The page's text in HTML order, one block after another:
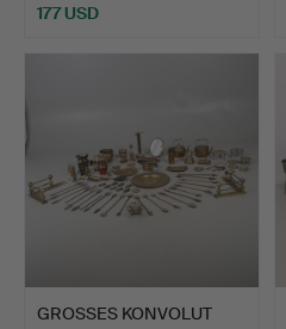
177 USD
GROSSES KONVOLUT